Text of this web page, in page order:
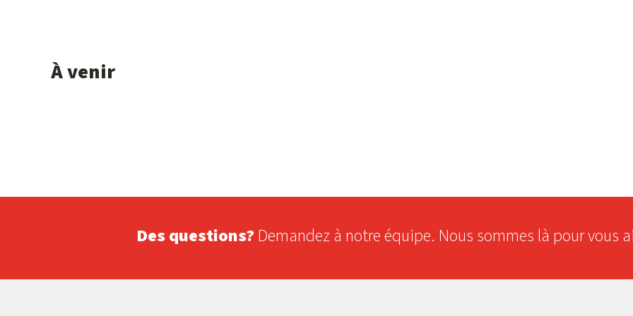
À venir
Des questions?Demandez à notre équipe. Nous sommes là pour vous